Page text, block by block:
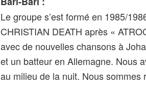
Le groupe s’est formé en 1985/
CHRISTIAN DEATH après «
avec de nouvelles chansons à
et un batteur en Allemagne. Nous
au milieu de la nuit. Nous